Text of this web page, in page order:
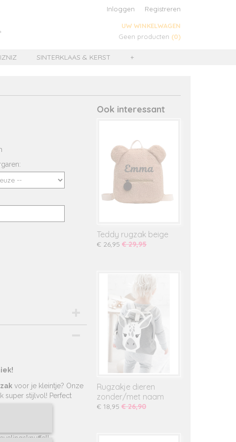
Inloggen Registreren
UW WINKELWAGEN
Geen producten (0)
SINTERKLAAS & KERST +
voor je kleintje? Onze
super stijlvol! Perfect
Ook interessant
Teddy rugzak beige
€ 26,95 € 29,95
Rugzakje dieren
zonder/met naam
€ 18,95 € 26,90